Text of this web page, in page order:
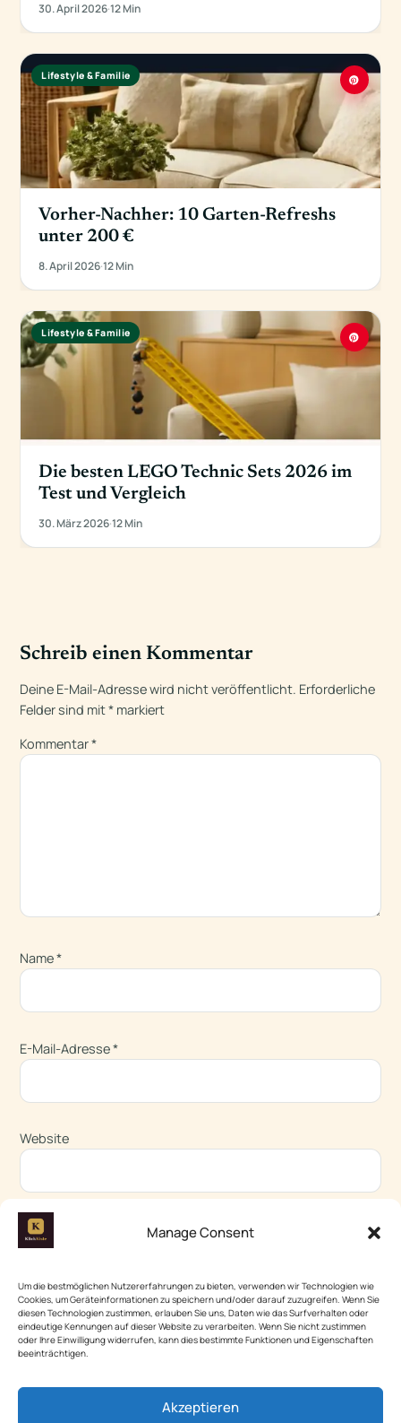
Manage Consent
Um die bestmöglichen Nutzererfahrungen zu bieten, verwenden wir Technologien wie
Cookies, um Geräteinformationen zu speichern und/oder darauf zuzugreifen. Wenn Sie
diesen Technologien zustimmen, erlauben Sie uns, Daten wie das Surfverhalten oder
eindeutige Kennungen auf dieser Website zu verarbeiten. Wenn Sie nicht zustimmen
oder Ihre Einwilligung widerrufen, kann dies bestimmte Funktionen und Eigenschaften
beeinträchtigen.
Akzeptieren
30. April 2026·12 Min
Lifestyle & Familie
Vorher-Nachher: 10 Garten-Refreshs
unter 200 €
8. April 2026·12 Min
Lifestyle & Familie
Die besten LEGO Technic Sets 2026 im
Test und Vergleich
30. März 2026·12 Min
Schreib einen Kommentar
Deine E-Mail-Adresse wird nicht veröffentlicht. Erforderliche
Felder sind mit* markiert
Kommentar*
Name*
E-Mail-Adresse*
Website
Name, E-Mail-Adresse und Website in diesem Browser für
meinen nächsten Kommentar speichern.
KlickKiste